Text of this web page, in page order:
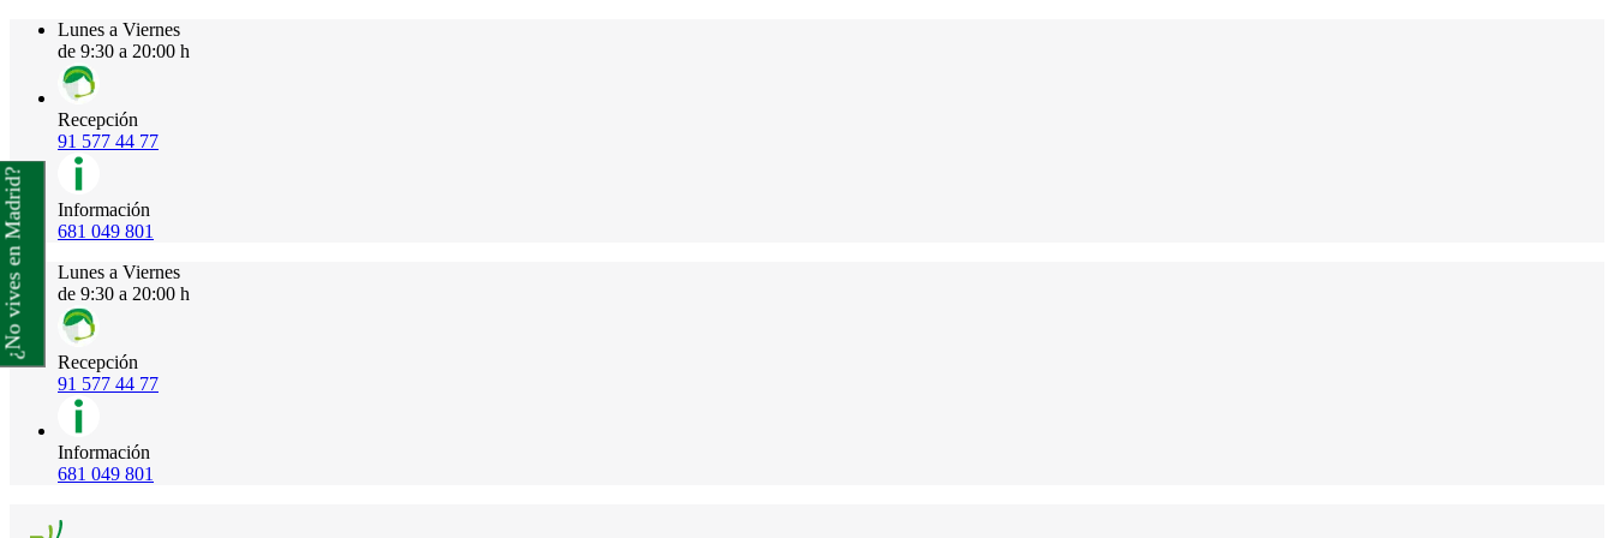
Lunes a Viernes
de 9:30 a 20:00 h
Recepción
91 577 44 77
Información
681 049 801
Lunes a Viernes
de 9:30 a 20:00 h
Recepción
91 577 44 77
Información
681 049 801
¿No vives en Madrid?